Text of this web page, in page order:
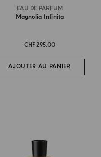
EAU DE PARFUM
Magnolia Infinita
CHF 295.00
AJOUTER AU PANIER